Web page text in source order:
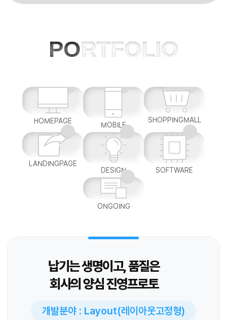
PORTFOLIO
HOMEPAGE MOBILE
SHOPPINGMALL
LANDINGPAGE
DESIGN
SOFTWARE
ONGOING
납기는 생명이고, 품질은
회사의 양심 진영프로토
개발분야 : Layout(레이아웃고정형)